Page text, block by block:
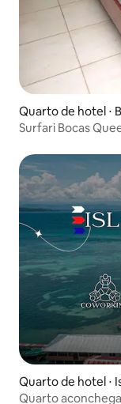
Quarto de hotel ⋅
Surfari Bocas
Quarto de hotel ⋅
Quarto